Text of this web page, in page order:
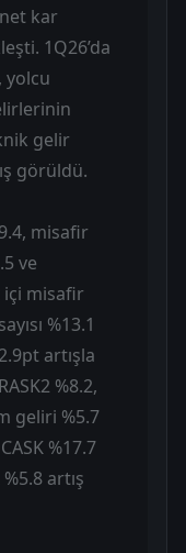
kar
1Q26’da
yolcu
gelir
görüldü.
misafir
ve
içi misafir
%13.1
artışla
%8.2,
geliri %5.7
%17.7
artış